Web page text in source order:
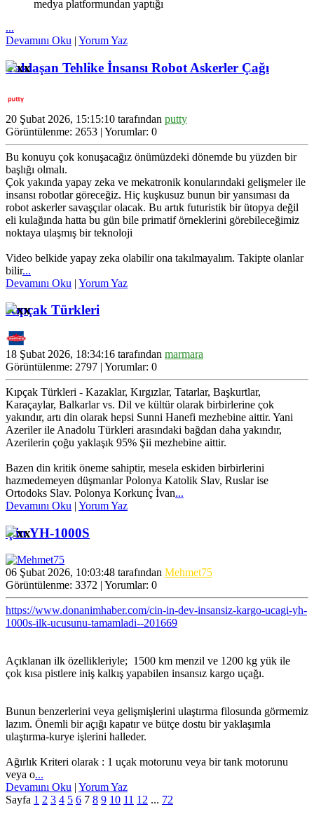
medya platformundan yaptığı
...
Devamını Oku | Yorum Yaz
Yaklaşan Tehlike İnsansı Robot Askerler Çağı
20 Şubat 2026, 15:15:10 tarafından putty
Görüntülenme: 2653 | Yorumlar: 0
Bu konuyu çok konuşacağız önümüzdeki dönemde bu yüzden bir
başlığı olmalı.
Çok yakında yapay zeka ve mekatronik konularındaki gelişmeler ile
insansı robotlar göreceğiz. Hiç kuşkusuz bunun bir yansıması da
robot askerler savaşçılar olacak. Bu artık futuristik bir ütopya değil
eli kulağında hatta bu gün bile primatif örneklerini görebileceğimiz
noktaya ulaşmış bir teknoloji
Video belkide yapay zeka olabilir ona takılmayalım. Takipte olanlar
bilir...
Devamını Oku | Yorum Yaz
Kıpçak Türkleri
18 Şubat 2026, 18:34:16 tarafından marmara
Görüntülenme: 2797 | Yorumlar: 0
Kıpçak Türkleri - Kazaklar, Kırgızlar, Tatarlar, Başkurtlar,
Karaçaylar, Balkarlar vs. Dil ve kültür olarak birbirlerine çok
yakındır, artı din olarak hepsi Sunni Hanefi mezhebine aittir. Yani
Azeriler ile Anadolu Türkleri arasındaki bağdan daha yakındır,
Azerilerin çoğu yaklaşık 95% Şii mezhebine aittir.
Bazen din kritik öneme sahiptir, mesela eskiden birbirlerini
hazmedemeyen düşmanlar Polonya Katolik Slav, Ruslar ise
Ortodoks Slav. Polonya Korkunç İvan...
Devamını Oku | Yorum Yaz
Çin YH-1000S
06 Şubat 2026, 10:03:48 tarafından Mehmet75
Görüntülenme: 3372 | Yorumlar: 0
https://www.donanimhaber.com/cin-in-dev-insansiz-kargo-ucagi-yh-
1000s-ilk-ucusunu-tamamladi--201669
Açıklanan ilk özellikleriyle; 1500 km menzil ve 1200 kg yük ile
çok kısa pistlere iniş kalkış yapabilen insansız kargo uçağı.
Bunun benzerlerini veya gelişmişlerini ulaştırma filosunda görmemiz
lazım. Önemli bir açığı kapatır ve bütçe dostu bir yaklaşımla
ulaştırma-kurye işlerini halleder.
Ağırlık Kriteri olarak : 1 uçak motorunu veya bir tank motorunu
veya o...
Devamını Oku Yorum Yaz
Sayfa 1 2 3 4 5 6 7 8 9 10 11 12 ... 72